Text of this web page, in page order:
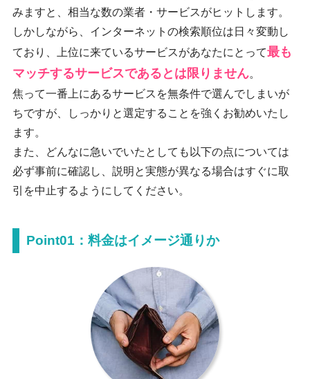
みますと、相当な数の業者・サービスがヒットします。
しかしながら、インターネットの検索順位は日々変動し
ており、上位に来ているサービスがあなたにとって最も
マッチするサービスであるとは限りません。
焦って一番上にあるサービスを無条件で選んでしまいが
ちですが、しっかりと選定することを強くお勧めいたし
ます。
また、どんなに急いでいたとしても以下の点については
必ず事前に確認し、説明と実態が異なる場合はすぐに取
引を中止するようにしてください。
Point01：料金はイメージ通りか